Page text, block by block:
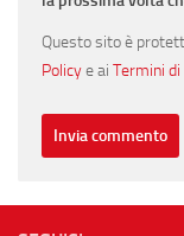
Questo sito è
Policye ai Termini